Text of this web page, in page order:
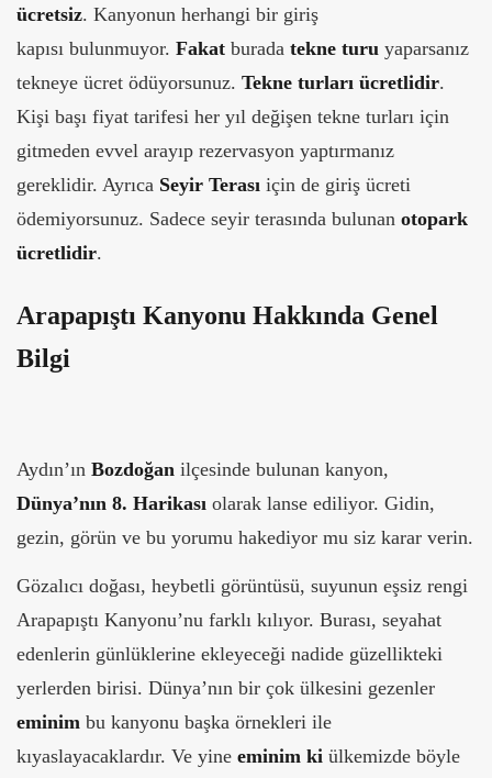
ücretsiz. Kanyonun herhangi bir giriş
kapısı bulunmuyor. Fakat burada tekne turu yaparsanız
tekneye ücret ödüyorsunuz. Tekne turları ücretlidir.
Kişi başı fiyat tarifesi her yıl değişen tekne turları için
gitmeden evvel arayıp rezervasyon yaptırmanız
gereklidir. Ayrıca Seyir Terası için de giriş ücreti
ödemiyorsunuz. Sadece seyir terasında bulunan otopark
ücretlidir.
Arapapıştı Kanyonu Hakkında Genel
Bilgi
Aydın’ın Bozdoğan ilçesinde bulunan kanyon,
Dünya’nın 8. Harikası olarak lanse ediliyor. Gidin,
gezin, görün ve bu yorumu hakediyor mu siz karar verin.
Gözalıcı doğası, heybetli görüntüsü, suyunun eşsiz rengi
Arapapıştı Kanyonu’nu farklı kılıyor. Burası, seyahat
edenlerin günlüklerine ekleyeceği nadide güzellikteki
yerlerden birisi. Dünya’nın bir çok ülkesini gezenler
eminim bu kanyonu başka örnekleri ile
kıyaslayacaklardır. Ve yine eminim ki ülkemizde böyle